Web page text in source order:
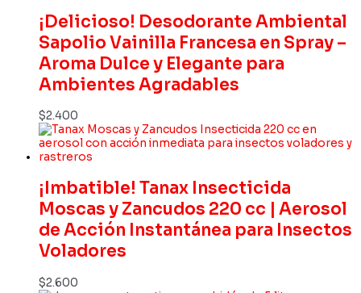
¡Delicioso! Desodorante Ambiental
Sapolio Vainilla Francesa en Spray –
Aroma Dulce y Elegante para
Ambientes Agradables
$2.400
¡Imbatible! Tanax Insecticida
Moscas y Zancudos 220 cc | Aerosol
de Acción Instantánea para Insectos
Voladores
$2.600